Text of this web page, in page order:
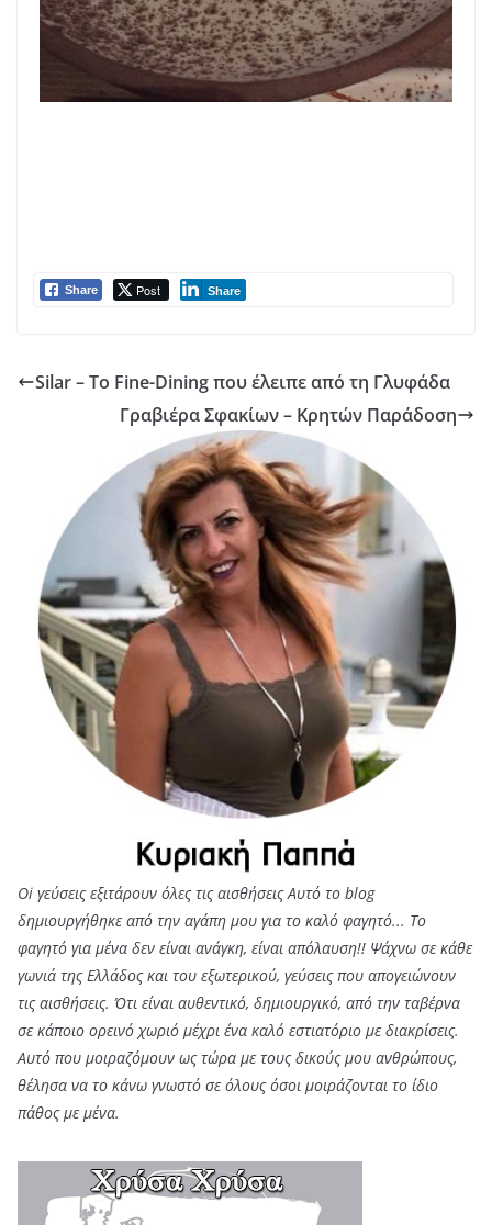
Share Post Share
Silar – Το Fine-Dining που έλειπε από τη Γλυφάδα
Γραβιέρα Σφακίων – Κρητών Παράδοση
Oi γεύσεις εξιτάρουν όλες τις αισθήσεις Αυτό το blog
δημιουργήθηκε από την αγάπη μου για το καλό φαγητό... Tο
φαγητό για μένα δεν είναι ανάγκη, είναι απόλαυση!! Ψάχνω σε κάθε
γωνιά της Ελλάδος και του εξωτερικού, γεύσεις που απογειώνουν
τις αισθήσεις. Ότι είναι αυθεντικό, δημιουργικό, από την ταβέρνα
σε κάποιο ορεινό χωριό μέχρι ένα καλό εστιατόριο με διακρίσεις.
Αυτό που μοιραζόμουν ως τώρα με τους δικούς μου ανθρώπους,
θέλησα να το κάνω γνωστό σε όλους όσοι μοιράζονται το ίδιο
πάθος με μένα.